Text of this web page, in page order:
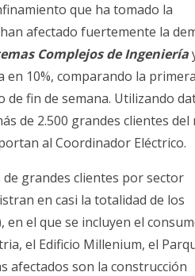
que ha tomado la
afectado fuertemente la
Complejos de Ingeniería
en 10%, comparando la primera
fin de semana. Utilizando
de 2.500 grandes clientes
al Coordinador Eléctrico.
grandes clientes por sector
en casi la totalidad de los
el que se incluyen el
el Edificio Millenium, el
afectados son la construcción